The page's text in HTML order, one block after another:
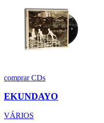
comprarCDs
EKUNDAYO
VÁRIOS